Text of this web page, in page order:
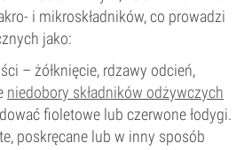
i mikroskładników, co prowadzi
jako:
– żółknięcie, rdzawy odcień,
niedobory składników odżywczych
fioletowe lub czerwone łodygi.
poskręcane lub w inny sposób